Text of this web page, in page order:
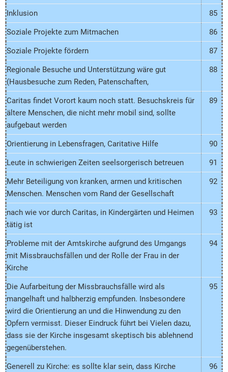
Inklusion 85
Soziale Projekte zum Mitmachen 86
Soziale Projekte fördern 87
Regionale Besuche und Unterstützung wäre gut
(Hausbesuche zum Reden, Patenschaften,
88
Caritas findet Vorort kaum noch statt. Besuchskreis für
ältere Menschen, die nicht mehr mobil sind, sollte
aufgebaut werden
89
Orientierung in Lebensfragen, Caritative Hilfe 90
Leute in schwierigen Zeiten seelsorgerisch betreuen 91
Mehr Beteiligung von kranken, armen und kritischen
Menschen. Menschen vom Rand der Gesellschaft
92
nach wie vor durch Caritas, in Kindergärten und Heimen
tätig ist
93
Probleme mit der Amtskirche aufgrund des Umgangs
mit Missbrauchsfällen und der Rolle der Frau in der
Kirche
94
Die Aufarbeitung der Missbrauchsfälle wird als
mangelhaft und halbherzig empfunden. Insbesondere
wird die Orientierung an und die Hinwendung zu den
Opfern vermisst. Dieser Eindruck führt bei Vielen dazu,
dass sie der Kirche insgesamt skeptisch bis ablehnend
gegenüberstehen.
95
Generell zu Kirche: es sollte klar sein, dass Kirche
96